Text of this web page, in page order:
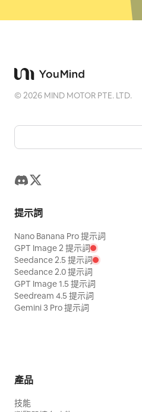
©2026 MIND MOTOR PTE. LTD.
提示詞
Nano Banana Pro 提示詞
GPT Image 2 提示詞
Seedance 2.5 提示詞
Seedance 2.0 提示詞
GPT Image 1.5 提示詞
Seedream 4.5 提示詞
Gemini 3 Pro 提示詞
產品
技能